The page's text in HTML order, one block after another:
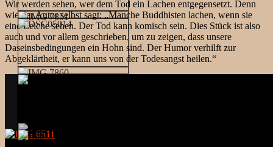
Wir werden sehen, wer dem Tod ein Lachen entgegensetzt. Denn
wie der Autor selbst sagt: „Manche Buddhisten lachen, wenn sie
eine Leiche sehen. Der Tod kann komisch sein. Dies Stück ist also
auch und vor allem geschrieben, um zu zeigen, dass unsere
Daseinsbedingungen ein Hohn sind. Der Humor verhilft zur
Abgeklärtheit, er kann uns von der Todesangst heilen.“